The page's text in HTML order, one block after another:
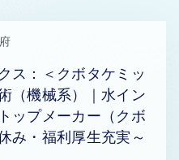
ス：＜クボタケミッ
（機械系）｜水イン
ップメーカー（クボ
み・福利厚生充実～